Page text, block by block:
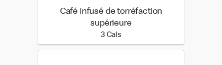
Café infusé de torréfaction
supérieure
3 Cals3 calories